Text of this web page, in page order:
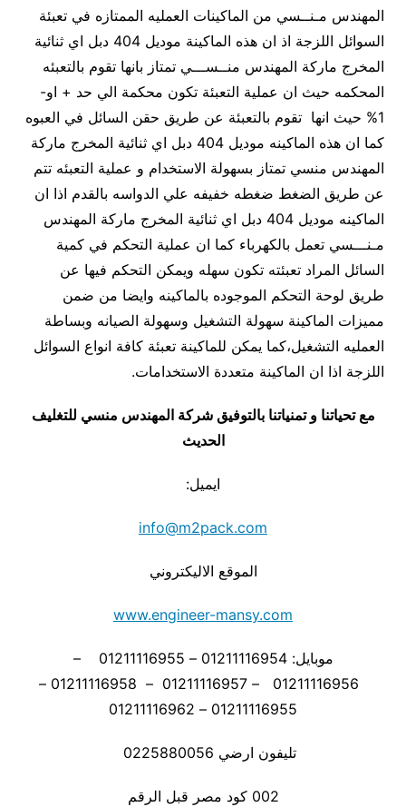
المهندس مـنــسي من الماكينات العمليه الممتازه في تعبئة
السوائل اللزجة اذ ان هذه الماكينة موديل 404 دبل اي ثنائية
المخرج ماركة المهندس منــســـي تمتاز بانها تقوم بالتعبئه
المحكمه حيث ان عملية التعبئة تكون محكمة الي حد + او-
1% حيث انها تقوم بالتعبئة عن طريق حقن السائل في العبوه
كما ان هذه الماكينه موديل 404 دبل اي ثنائية المخرج ماركة
المهندس منسي تمتاز بسهولة الاستخدام و عملية التعبئه تتم
عن طريق الضغط ضغطه خفيفه علي الدواسه بالقدم اذا ان
الماكينه موديل 404 دبل اي ثنائية المخرج ماركة المهندس
مـنـــسي تعمل بالكهرباء كما ان عملية التحكم في كمية
السائل المراد تعبئته تكون سهله ويمكن التحكم فيها عن
طريق لوحة التحكم الموجوده بالماكينه وايضا من ضمن
مميزات الماكينة سهولة التشغيل وسهولة الصيانه وبساطة
العمليه التشغيل،كما يمكن للماكينة تعبئة كافة انواع السوائل
اللزجة اذا ان الماكينة متعددة الاستخدامات.
مع تحياتنا و تمنياتنا بالتوفيق شركة المهندس منسي للتغليف
الحديث
ايميل:
info@m2pack.com
الموقع الاليكتروني
www.engineer-mansy.com
موبايل: 01211116954 – 01211116955 –
01211116956 – 01211116957 – 01211116958 –
01211116955 – 01211116962
تليفون ارضي 0225880056
002 كود مصر قبل الرقم